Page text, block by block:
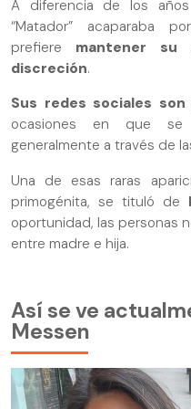
A diferencia de los
“Matador” acaparaba
prefiere mantener su
discreción.
Sus redes sociales son
ocasiones en que se
generalmente a través de
Una de esas raras
primogénita, se tituló de
oportunidad, las personas
entre madre e hija.
Así se ve
Messen